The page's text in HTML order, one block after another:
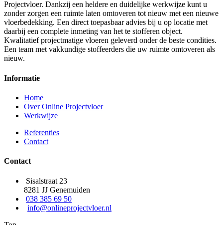
Projectvloer. Dankzij een heldere en duidelijke werkwijze kunt u
zonder zorgen een ruimte laten omtoveren tot nieuw met een nieuwe
vloerbedekking. Een direct toepasbaar advies bij u op locatie met
daarbij een complete inmeting van het te stofferen object.
Kwalitatief projectmatige vloeren geleverd onder de beste condities.
Een team met vakkundige stoffeerders die uw ruimte omtoveren als
nieuw.
Informatie
Home
Over Online Projectvloer
Werkwijze
Referenties
Contact
Contact
Sisalstraat 23
8281 JJ Genemuiden
038 385 69 50
info@onlineprojectvloer.nl